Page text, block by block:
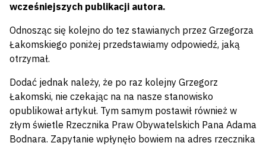
wcześniejszych publikacji autora.
Odnosząc się kolejno do tez stawianych przez Grzegorza
Łakomskiego poniżej przedstawiamy odpowiedź, jaką
otrzymał.
Dodać jednak należy, że po raz kolejny Grzegorz
Łakomski, nie czekając na na nasze stanowisko
opublikował artykuł. Tym samym postawił również w
złym świetle Rzecznika Praw Obywatelskich Pana Adama
Bodnara. Zapytanie wpłynęło bowiem na adres rzecznika